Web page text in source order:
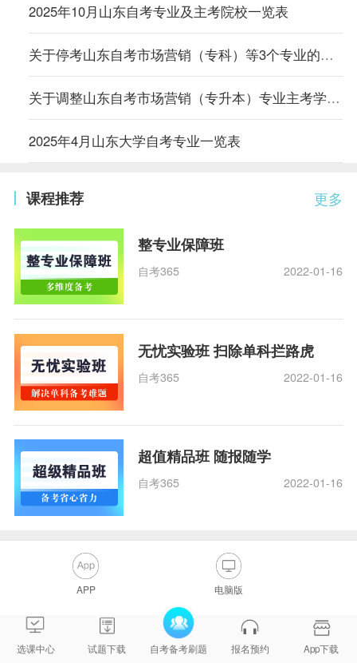
2025年10月山东自考专业及主考院校一览表
关于停考山东自考市场营销（专科）等3个专业的通知
关于调整山东自考市场营销（专升本）专业主考学校的通知
2025年4月山东大学自考专业一览表
更多
课程推荐
整专业保障班
自考365 2022-01-16
无忧实验班 扫除单科拦路虎
自考365 2022-01-16
超值精品班 随报随学
自考365 2022-01-16
APP 电脑版
选课中心 试题下载 自考备考刷题 报名预约 App下载